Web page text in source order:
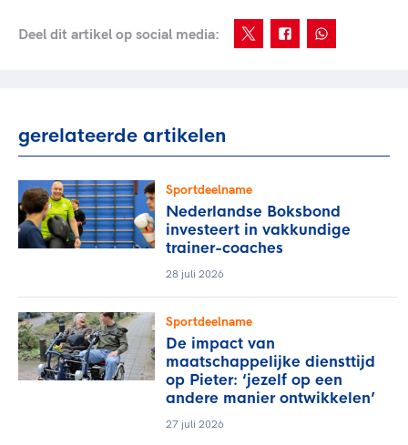
Deel dit artikel op social media:
gerelateerde artikelen
Sportdeelname
Nederlandse Boksbond
investeert in vakkundige
trainer-coaches
28 juli 2026
Sportdeelname
De impact van
maatschappelijke diensttijd
op Pieter: ‘jezelf op een
andere manier ontwikkelen’
27 juli 2026